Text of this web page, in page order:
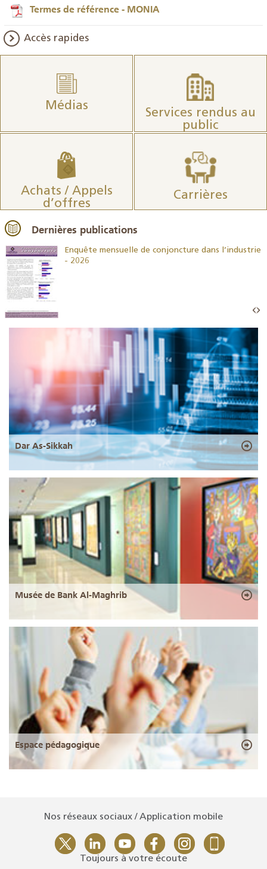
Termes de référence - MONIA
Accès rapides
Médias
Services rendus au
public
Achats / Appels
d’offres
Carrières
Dernières publications
Enquête mensuelle de conjoncture dans l’industrie
- 2026
Dar As-Sikkah
Musée de Bank Al-Maghrib
Espace pédagogique
Nos réseaux sociaux / Application mobile
Toujours à votre écoute